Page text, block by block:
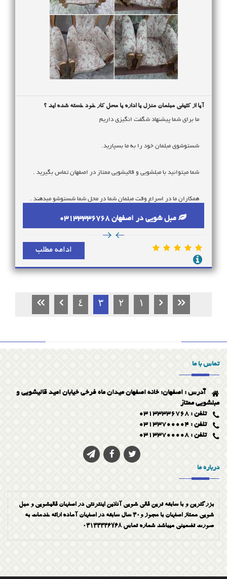
آیا از کثیفی مبلمان منزل یا اداره یا محل کار خود خسته شده اید ؟
ما برای شما پیشنهاد شگفت انگیزی داریم
شستوشوی مبلمان خود را به ما بسپارید.
شما میتوانید با مبلشویی و قالیشویی ممتاز در اصفهان تماس بگیرید .
همکاران ما در اسراع وقت مبلمان شما در محل شما شستوشو میدهند .
ترین دستگاه ها به شستوشوی مبل شما میپردازد
خدمت رسانی در تمام نقاط اصفهان در اسرع وقت از خدمات ما برای
راحتی شما عزیزان است .
مبل شویی ممتاز همه روزه در خدمت شماست .
برای شستشوی مبل در منزل، اداره و محل کار باید مهارت و دانش کافی
شوینده مناسب برای از بین بردن لکه را داشته باشید. برخی از لکه ها
را برای از بین بردنشان به ما می‌دهند. اما اگر برای شستشوی مبل
مهارت و فرصت کافی ندارید و یا جنس مبل های شما حساس و گران
بسپارید اما در صورتی که لکه‌ها و یا آلودگی روی مبل‌ها اندک است و یا
جنس پارچه مبل شما مقاوم می‌باشد و از حساسیت زیادی برخوردار نمی
باشد می‌توانید مبل شویی را در منزل خود انجام دهید. ما یک پیشنهاد
شویی در منزل و...را با استفاده از بهترین متخصصین در کوتاه‌ترین
زمان و مناسبترین قیمت انجام می‌دهد. حتما به این نکته توجه کنید که
قیمت مبل شویی در منزل بسیار ارزان و باصرفه‌تر از هزینه کردن
مبل شویی در اصفهان 03133336768
ادامه مطلب
1
2
3
4
تماس با ما
آدرس : اصفهان: خانه اصفهان میدان ماه فرخی خیابان امید قالیشویی و
مبلشویی ممتاز
تلفن : 03133336768
تلفن : 03133700004
تلفن : 03133700008
درباره ما
بزرگترین و با سابقه ترین قالی شویی آنلاین اینترنتی در اصفهان قالیشویی و مبل
شویی ممتاز اصفهان با مجوز و30 سال سابقه در اصفهان آماده ارائه خدمات به
صورت تضمینی میباشد شماره تماس 03133336768